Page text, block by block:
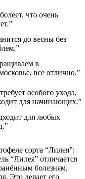
что очень
до весны без
в
все отлично.”
особого ухода,
для начинающих.”
для любых
сорта “Лилея”:
“Лилея” отличается
болезням,
Это делает его